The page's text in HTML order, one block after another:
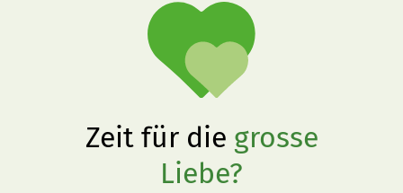
Zeit für die grosse
Liebe?